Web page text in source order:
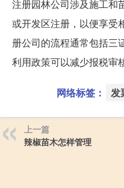
注册园林公司涉及施工和
或开发区注册，以便享受
册公司的流程通常包括三
利用政策可以减少报税审
网络标签： 发
上一篇
辣椒苗木怎样管理